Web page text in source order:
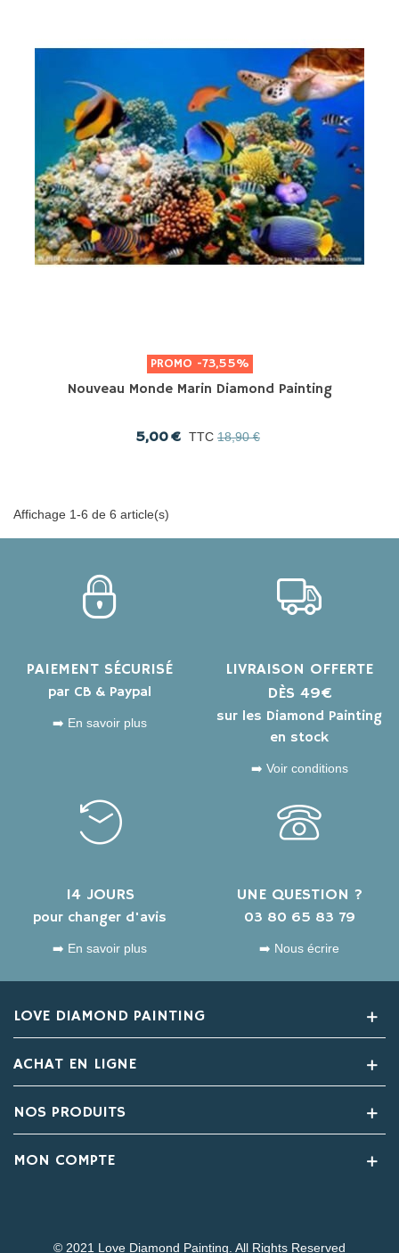
PROMO -73,55%
Nouveau Monde Marin Diamond Painting
5,00 € TTC 18,90 €
Affichage 1-6 de 6 article(s)
PAIEMENT SÉCURISÉ
par CB & Paypal
➡️ En savoir plus
LIVRAISON OFFERTE
DÈS 49€
sur les Diamond Painting
en stock
➡️ Voir conditions
14 JOURS
pour changer d'avis
➡️ En savoir plus
UNE QUESTION ?
03 80 65 83 79
➡️ Nous écrire
LOVE DIAMOND PAINTING
ACHAT EN LIGNE
NOS PRODUITS
MON COMPTE
© 2021 Love Diamond Painting. All Rights Reserved